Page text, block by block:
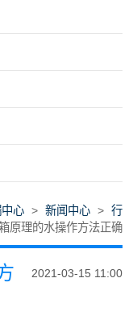
心 > 新闻中心 > 行
原理的水操作方法正确
2021-03-15 11:00